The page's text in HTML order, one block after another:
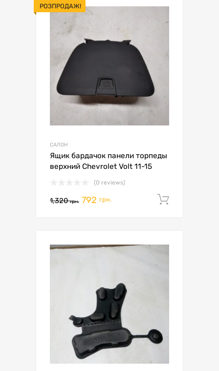
РОЗПРОДАЖ!
САЛОН
Ящик бардачок панели торпеды
верхний Chevrolet Volt 11-15
(0 reviews)
1,320грн. 792 грн.